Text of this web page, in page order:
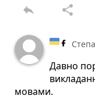
reply share
Давно
мовами.